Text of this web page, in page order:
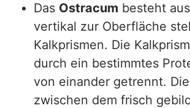
Das Ostracum besteht
vertikal zur Oberfläche
Kalkprismen. Die
durch ein bestimmtes
von einander getrennt.
zwischen dem frisch